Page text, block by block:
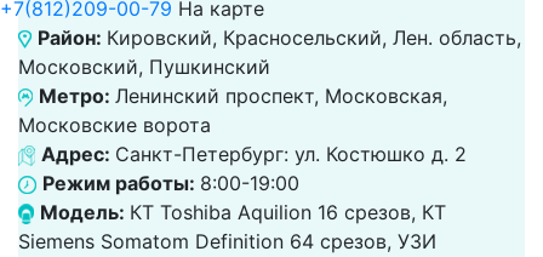
+7(812)209-00-79 На карте
Район: Кировский, Красносельский, Лен. область,
Московский, Пушкинский
Метро: Ленинский проспект, Московская,
Московские ворота
Адрес: Санкт-Петербург: ул. Костюшко д. 2
Режим работы: 8:00-19:00
Модель: КТ Toshiba Aquilion 16 срезов, КТ
Siemens Somatom Definition 64 срезов, УЗИ